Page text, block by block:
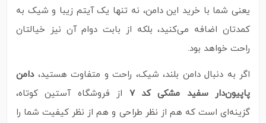
یعنی شما با خرید این دامن، نه تنها یک آیتم زیبا و شیک به
کمدتان اضافه می‌کنید، بلکه از بابت دوام آن نیز خیالتان
راحت خواهد بود.
اگر به دنبال دامن بلند، شیک، راحت و متفاوت هستید،دامن
پاپیون‌دار سفید مشکی کد ۷
از فروشگاه آستین کوتاه،
گزینه‌ای است که هم از نظر طراحی و هم از نظر کیفیت شما را